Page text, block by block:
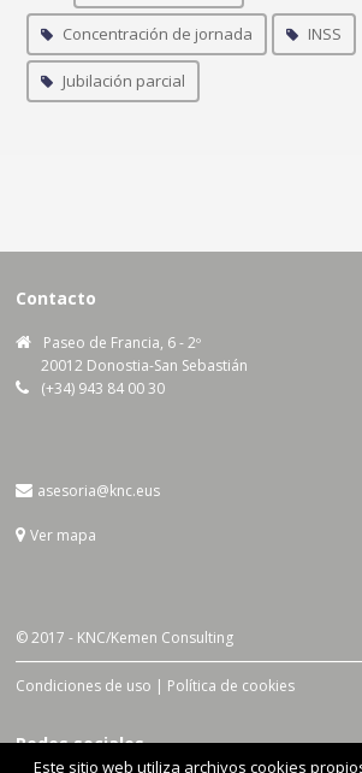
Concentración de jornada INSS
Jubilación parcial
Contacto
Paseo de Francia, 6 - 2º
20012 Donostia-San Sebastián
(+34) 943 84 00 30
asesoria@knc.eus
Ver mapa
© 2017 - KNC/Kemen Consulting
Condiciones de uso | Política de cookies
Redes sociales
Este sitio web utiliza archivos cookies